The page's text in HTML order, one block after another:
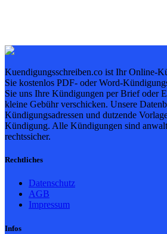
Kuendigungsschreiben.co ist Ihr Online-
Sie kostenlos PDF- oder Word-
Sie uns Ihre Kündigungen per Brief oder
kleine Gebühr verschicken. Unsere
Kündigungsadressen und dutzende
Kündigung. Alle Kündigungen sind
rechtssicher.
Rechtliches
Datenschutz
AGB
Impressum
Infos